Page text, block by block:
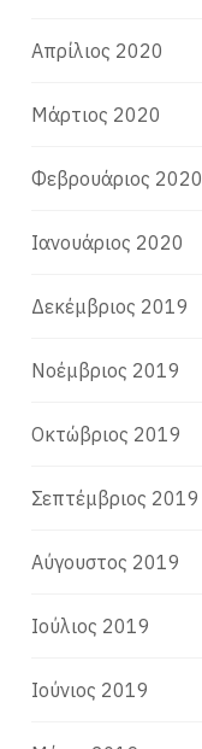
Απρίλιος 2020
Μάρτιος 2020
Φεβρουάριος 2020
Ιανουάριος 2020
Δεκέμβριος 2019
Νοέμβριος 2019
Οκτώβριος 2019
Σεπτέμβριος 2019
Αύγουστος 2019
Ιούλιος 2019
Ιούνιος 2019